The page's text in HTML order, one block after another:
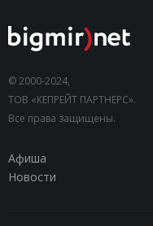
© 2000-2024,
ТОВ «КЕПРЕЙТ ПАРТНЕРС».
Все права защищены.
Афиша
Новости